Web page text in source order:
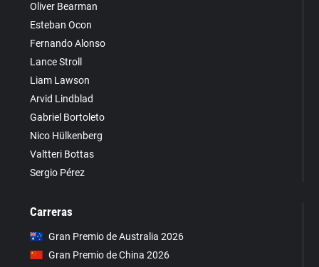
Oliver Bearman
Esteban Ocon
Fernando Alonso
Lance Stroll
Liam Lawson
Arvid Lindblad
Gabriel Bortoleto
Nico Hülkenberg
Valtteri Bottas
Sergio Pérez
Carreras
Gran Premio de Australia 2026
Gran Premio de China 2026